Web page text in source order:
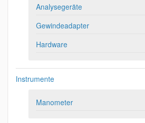
Analysegeräte
Gewindeadapter
Hardware
Instrumente
Manometer